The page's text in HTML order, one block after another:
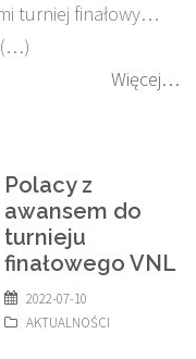
turniej finałowy…
Więcej…
Polacy z
awansem do
turnieju
finałowego VNL
2022-07-10
AKTUALNOŚCI